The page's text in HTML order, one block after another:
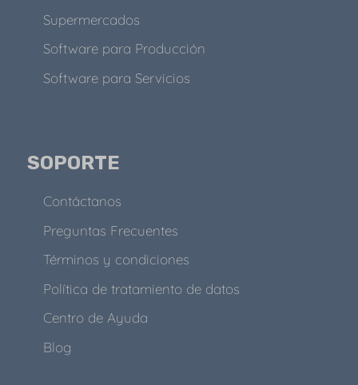
Supermercados
Software para Producción
Software para Servicios
SOPORTE
Contáctanos
Preguntas Frecuentes
Términos y condiciones
Política de tratamiento de datos
Centro de Ayuda
Blog